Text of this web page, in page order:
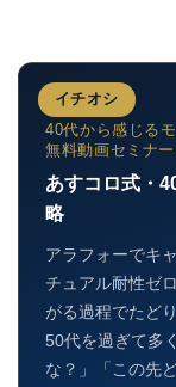
イチオシ
40代から感じる
無料動画セミナー
あすコロ式・
略
アラフォーでキ
チュアル耐性ゼ
がる過程でたど
50代を過ぎて多
な？」「この先